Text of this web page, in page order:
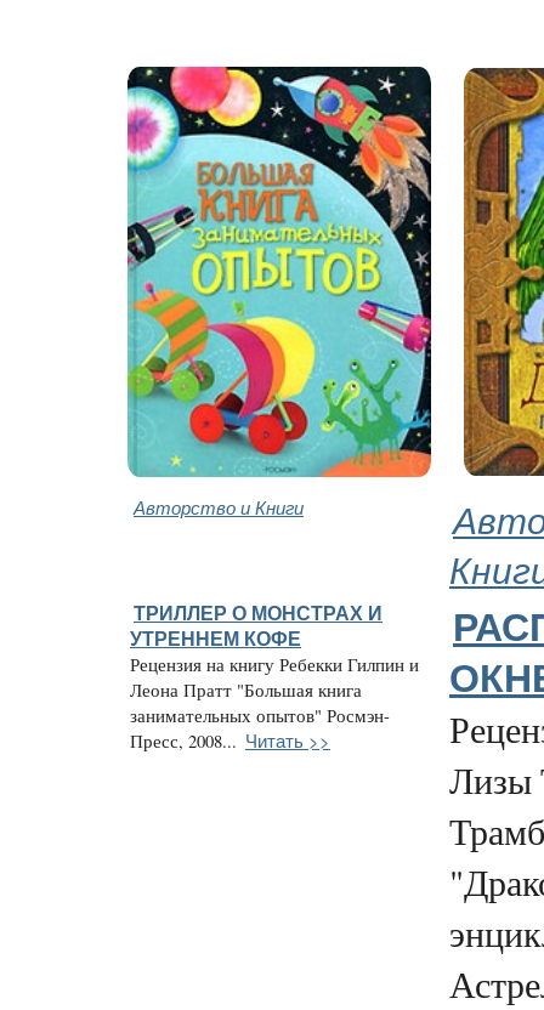
Авторство и Книги
ТРИЛЛЕР О МОНСТРАХ И
УТРЕННЕМ КОФЕ
Рецензия на книгу Ребекки Гилпин и
Леона Пратт "Большая книга
занимательных опытов" Росмэн-
Пресс, 2008... Читать >>
Лизы